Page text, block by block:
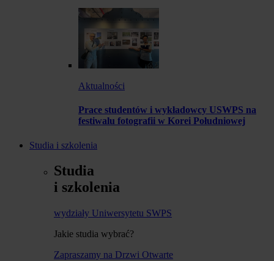
Aktualności
Prace studentów i wykładowcy USWPS na
festiwalu fotografii w Korei Południowej
Studia i szkolenia
Studia
i szkolenia
wydziały Uniwersytetu SWPS
Jakie studia wybrać?
Zapraszamy na Drzwi Otwarte